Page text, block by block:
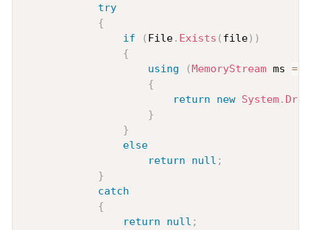
try
{
if
( File. Exists ( file) )
{
using
( MemoryStream ms =
{
return
new System.
}
}
else
return
null ;
}
catch
{
return
null ;